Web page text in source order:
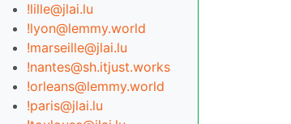
!lille@jlai.lu
!lyon@lemmy.world
!marseille@jlai.lu
!nantes@sh.itjust.works
!orleans@lemmy.world
!paris@jlai.lu